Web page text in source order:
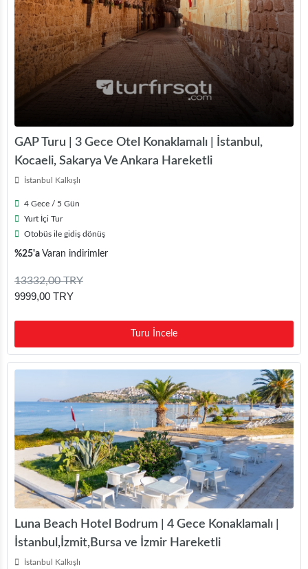
GAP Turu | 3 Gece Otel Konaklamalı | İstanbul,
Kocaeli, Sakarya Ve Ankara Hareketli
İstanbul Kalkışlı
4 Gece / 5 Gün
Yurt İçi Tur
Otobüs ile gidiş dönüş
%25'a Varan indirimler
13332,00 TRY
9999,00 TRY
Turu İncele
Luna Beach Hotel Bodrum | 4 Gece Konaklamalı |
İstanbul,İzmit,Bursa ve İzmir Hareketli
İstanbul Kalkışlı